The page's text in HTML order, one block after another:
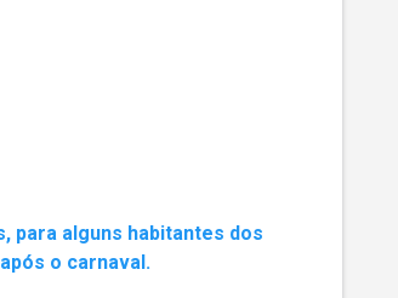
para alguns habitantes dos
o carnaval.